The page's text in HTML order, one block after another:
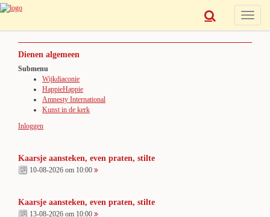
Toggle
Dienen algemeen
Submenu
Wijkdiaconie
HappieHappie
Amnesty International
Kunst in de kerk
Inloggen
Kaarsje aansteken, even praten, stilte
10-08-2026 om 10:00
Kaarsje aansteken, even praten, stilte
13-08-2026 om 10:00